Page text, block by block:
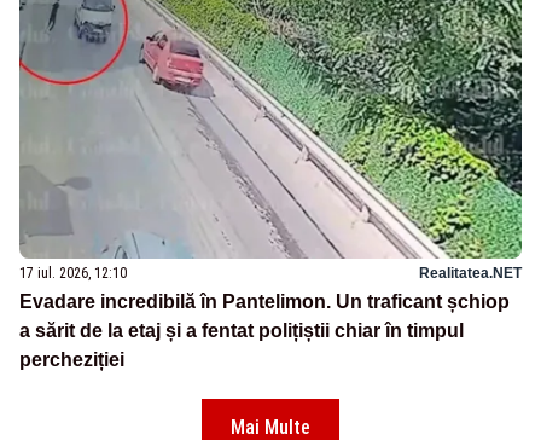
17 iul. 2026, 12:10 Realitatea.NET
Evadare incredibilă în Pantelimon. Un traficant șchiop
a sărit de la etaj și a fentat polițiștii chiar în timpul
percheziției
Mai Multe